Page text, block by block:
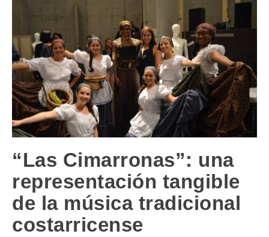
“Las Cimarronas”: una
representación tangible
de la música tradicional
costarricense